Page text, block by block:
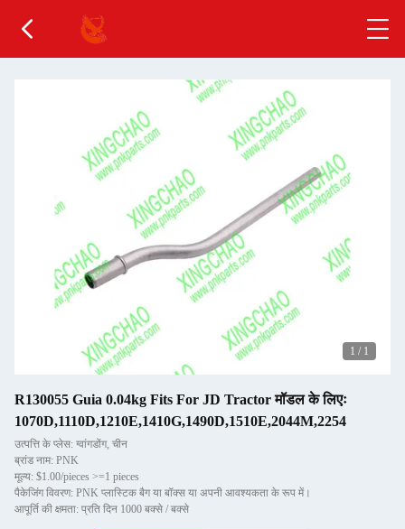
1 / 1
R130055 Guia 0.04kg Fits For JD Tractor मॉडल के लिएः
1070D,1110D,1210E,1410G,1490D,1510E,2044M,2254
उत्पत्ति के प्लेस: ग्वांगडोंग, चीन
ब्रांड नाम: PNK
मूल्य: $1.00/pieces >=1 pieces
पैकेजिंग विवरण: PNK प्लास्टिक बैग या बॉक्स या अपनी आवश्यकता के रूप में।
आपूर्ति की क्षमता: प्रति दिन 1000 बक्से / बक्से